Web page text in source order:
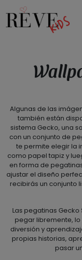
Algunas de las
también están
sistema Gecko, una
con un conjunto de
te permite elegir la
como papel tapiz y
en forma de
ajustar el diseño
recibirás un conjunto
Las pegatinas
pegar libremente,
diversión y
propias historias,
pasar